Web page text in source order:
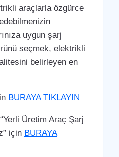
araçlarla özgürce
uygun şarj
seçmek, elektrikli
belirleyen en
BURAYA TIKLAYIN
Üretim Araç Şarj
için BURAYA